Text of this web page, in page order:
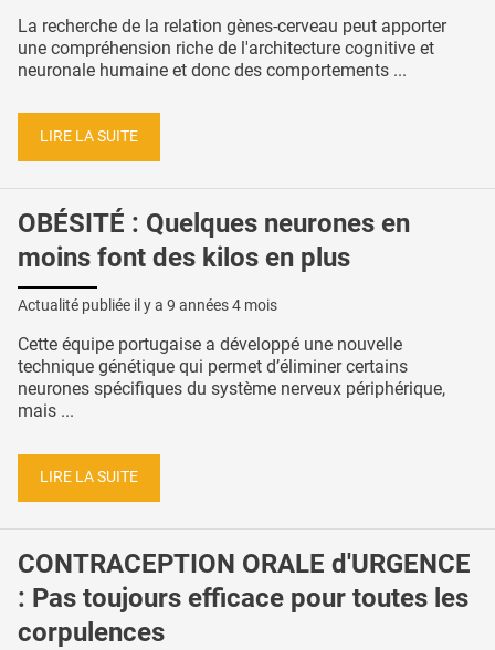
La recherche de la relation gènes-cerveau peut apporter
une compréhension riche de l'architecture cognitive et
neuronale humaine et donc des comportements ...
LIRE LA SUITE
OBÉSITÉ : Quelques neurones en
moins font des kilos en plus
Actualité publiée il y a 9 années 4 mois
Cette équipe portugaise a développé une nouvelle
technique génétique qui permet d’éliminer certains
neurones spécifiques du système nerveux périphérique,
mais ...
LIRE LA SUITE
CONTRACEPTION ORALE d'URGENCE
: Pas toujours efficace pour toutes les
corpulences